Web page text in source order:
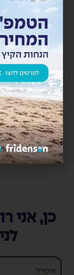
קבוצת
האומות
כן, אני